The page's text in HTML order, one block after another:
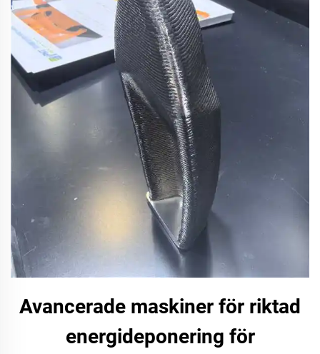
Avancerade maskiner för riktad
energideponering för